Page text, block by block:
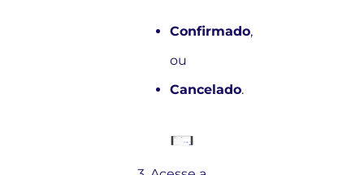
Confirmado,
ou
Cancelado.